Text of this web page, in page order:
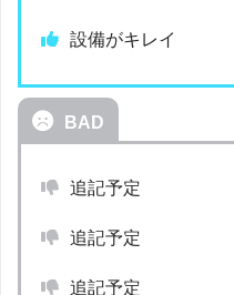
設備がキレイ
BAD
追記予定
追記予定
追記予定